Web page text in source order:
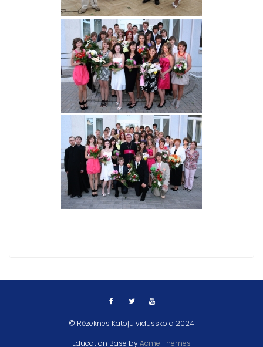
© Rēzeknes Katoļu vidusskola 2024
Education Base byAcme Themes